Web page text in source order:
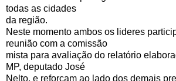
todas as cidades
da região.
Neste momento ambos os lideres
reunião com a comissão
mista para avaliação do relatório
MP, deputado José
Nelto, e reforçam ao lado dos demais